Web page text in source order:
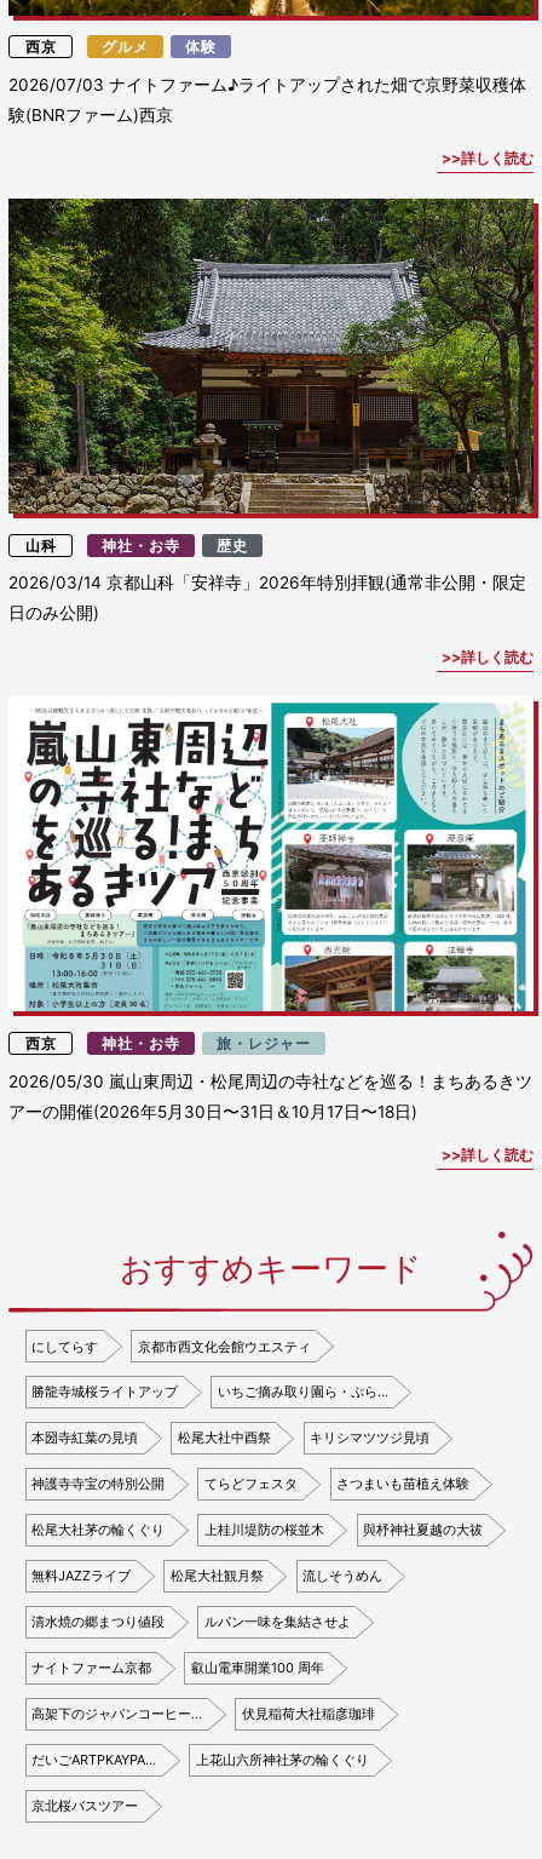
西京 グルメ 体験
2026/07/03ナイトファーム♪ライトアップされた畑で京野菜収穫体
験(BNRファーム)西京
詳しく読む
山科 神社・お寺 歴史
2026/03/14京都山科「安祥寺」2026年特別拝観(通常非公開・限定
日のみ公開)
詳しく読む
西京 神社・お寺 旅・レジャー
2026/05/30 嵐山東周辺・松尾周辺の寺社などを巡る！まちあるきツ
アーの開催(2026年5月30日〜31日＆10月17日〜18日)
詳しく読む
おすすめキーワード
にしてらす 京都市西文化会館ウエスティ
勝龍寺城桜ライトアップ いちご摘み取り園ら・ぷら…
本圀寺紅葉の見頃 松尾大社中酉祭 キリシマツツジ見頃
神護寺寺宝の特別公開 てらどフェスタ さつまいも苗植え体験
松尾大社茅の輪くぐり 上桂川堤防の桜並木 與杼神社夏越の大祓
無料JAZZライブ 松尾大社観月祭 流しそうめん
清水焼の郷まつり値段 ルパン一味を集結させよ
ナイトファーム京都 叡山電車開業100 周年
高架下のジャパンコーヒー… 伏見稲荷大社稲彦珈琲
だいごARTPKAYPA… 上花山六所神社茅の輪くぐり
京北桜バスツアー